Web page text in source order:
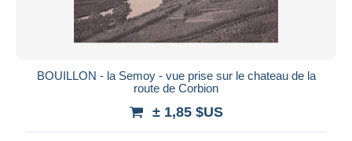
BOUILLON - la Semoy - vue prise sur le chateau de la
route de Corbion
± 1,85 $US